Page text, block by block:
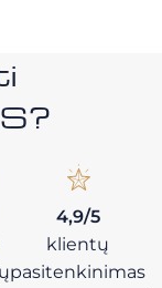
4,9/5
klientų
pasitenkinimas